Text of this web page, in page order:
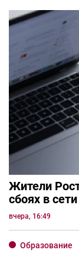
Жители
сбоях в
вчера, 16:49
Образование